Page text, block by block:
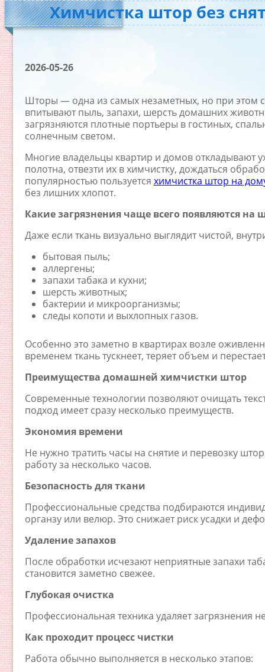
Химчистка штор без
2026-05-26
Шторы — одна из самых незаметных, но при этом
впитывают пыль, запахи, шерсть домашних
загрязняются плотные портьеры в гостиных,
солнечным светом.
Многие владельцы квартир и домов откладывают
полотна, отвезти их в химчистку, дождаться
популярностью пользуется химчистка штор на
без лишних хлопот.
Какие загрязнения чаще всего появляются на
Даже если ткань визуально выглядит чистой,
бытовая пыль;
аллергены;
запахи табака и кухни;
шерсть животных;
бактерии и микроорганизмы;
следы копоти и выхлопных газов.
Особенно это заметно в квартирах возле
временем ткань тускнеет, теряет объем и
Преимущества домашней химчистки штор
Современные технологии позволяют очищать
подход имеет сразу несколько преимуществ.
Экономия времени
Не нужно тратить часы на снятие и перевозку
работу за несколько часов.
Безопасность для ткани
Профессиональные средства подбираются
органзу или велюр. Это снижает риск усадки и
Удаление запахов
После обработки исчезают неприятные запахи
становится заметно свежее.
Глубокая очистка
Профессиональная техника удаляет загрязнения
Как проходит процесс чистки
Работа обычно выполняется в несколько этапов: